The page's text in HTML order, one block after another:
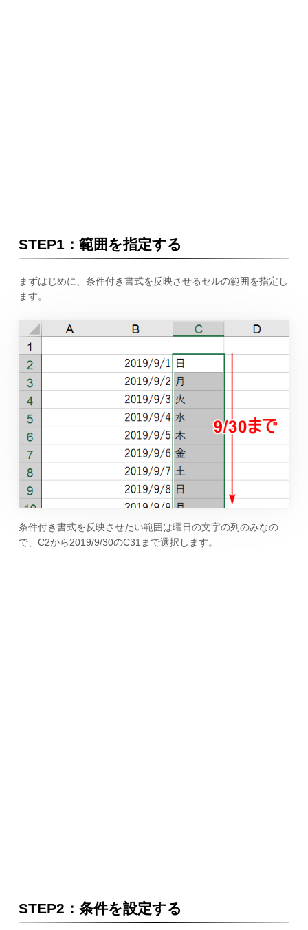
STEP1：範囲を指定する
まずはじめに、条件付き書式を反映させるセルの範囲を指定し
ます。
条件付き書式を反映させたい範囲は曜日の文字の列のみなの
で、C2から2019/9/30のC31まで選択します。
STEP2：条件を設定する